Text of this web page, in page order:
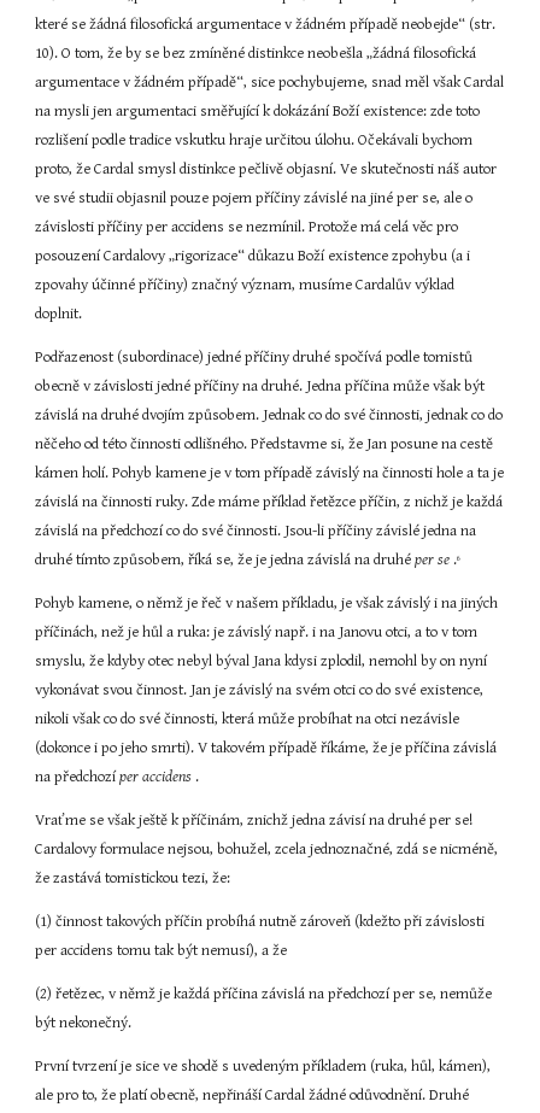
které se žádná filosofická argumentace v žádném případě neobejde“ (str.
10). O tom, že by se bez zmíněné distinkce neobešla „žádná filosofická
argumentace v žádném případě“, sice pochybujeme, snad měl však Cardal
na mysli jen argumentaci směřující k dokázání Boží existence: zde toto
rozlišení podle tradice vskutku hraje určitou úlohu. Očekávali bychom
proto, že Cardal smysl distinkce pečlivě objasní. Ve skutečnosti náš autor
ve své studii objasnil pouze pojem příčiny závislé na jiné per se, ale o
závislosti příčiny per accidens se nezmínil. Protože má celá věc pro
posouzení Cardalovy „rigorizace“ důkazu Boží existence zpohybu (a i
zpovahy účinné příčiny) značný význam, musíme Cardalův výklad
doplnit.
Podřazenost (subordinace) jedné příčiny druhé spočívá podle tomistů
obecně v závislosti jedné příčiny na druhé. Jedna příčina může však být
závislá na druhé dvojím způsobem. Jednak co do své činnosti, jednak co do
něčeho od této činnosti odlišného. Představme si, že Jan posune na cestě
kámen holí. Pohyb kamene je v tom případě závislý na činnosti hole a ta je
závislá na činnosti ruky. Zde máme příklad řetězce příčin, z nichž je každá
závislá na předchozí co do své činnosti. Jsou-li příčiny závislé jedna na
druhé tímto způsobem, říká se, že je jedna závislá na druhé per se .6
Pohyb kamene, o němž je řeč v našem příkladu, je však závislý i na jiných
příčinách, než je hůl a ruka: je závislý např. i na Janovu otci, a to v tom
smyslu, že kdyby otec nebyl býval Jana kdysi zplodil, nemohl by on nyní
vykonávat svou činnost. Jan je závislý na svém otci co do své existence,
nikoli však co do své činnosti, která může probíhat na otci nezávisle
(dokonce i po jeho smrti). V takovém případě říkáme, že je příčina závislá
na předchozí per accidens .
Vraťme se však ještě k příčinám, znichž jedna závisí na druhé per se!
Cardalovy formulace nejsou, bohužel, zcela jednoznačné, zdá se nicméně,
že zastává tomistickou tezi, že:
(1) činnost takových příčin probíhá nutně zároveň (kdežto při závislosti
per accidens tomu tak být nemusí), a že
(2) řetězec, v němž je každá příčina závislá na předchozí per se, nemůže
být nekonečný.
První tvrzení je sice ve shodě s uvedeným příkladem (ruka, hůl, kámen),
ale pro to, že platí obecně, nepřináší Cardal žádné odůvodnění. Druhé